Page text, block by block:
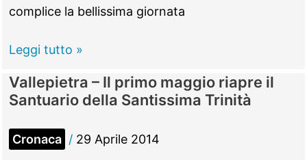
complice la bellissima giornata
Tivoli
Atti
vandalici
e
pannolini
Leggi tutto »
Vallepietra – Il primo maggio riapre il
Santuario della Santissima Trinità
Cronaca / 29 Aprile 2014